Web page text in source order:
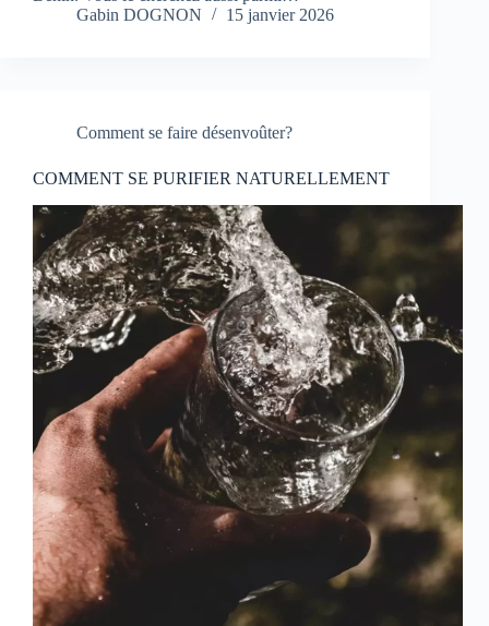
Gabin DOGNON
15 janvier 2026
Comment se faire désenvoûter?
COMMENT SE PURIFIER NATURELLEMENT